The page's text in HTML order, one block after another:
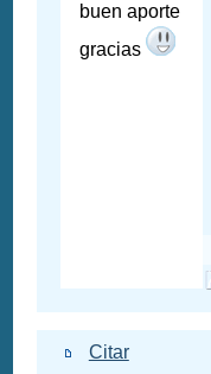
buen aporte
gracias
Citar